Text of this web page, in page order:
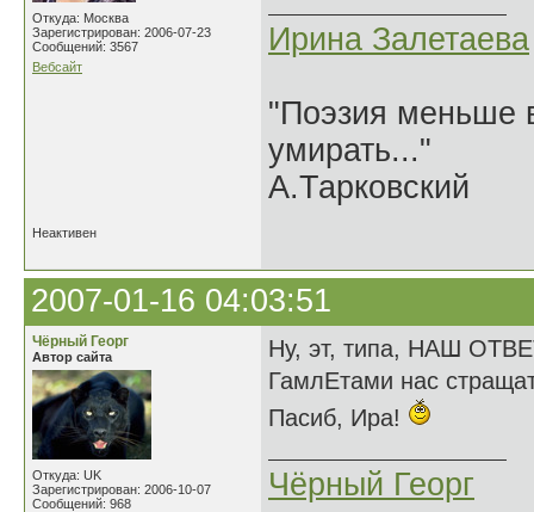
Откуда: Москва
Зарегистрирован: 2006-07-23
Сообщений: 3567
Вебсайт
Ирина Залетаева
"Поэзия меньше
умирать..."
А.Тарковский
Неактивен
2007-01-16 04:03:51
Чёрный Георг
Автор сайта
Откуда: UK
Зарегистрирован: 2006-10-07
Сообщений: 968
Ну, эт, типа, НАШ
ГамлЕтами нас
Пасиб, Ира!
Чёрный Георг